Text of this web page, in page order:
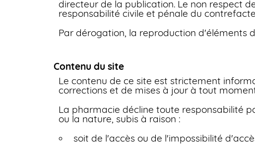
directeur de la publication. Le non respect
responsabilité civile et pénale du
Par dérogation, la reproduction d'éléments
Contenu du site
Le contenu de ce site est strictement
corrections et de mises à jour à tout
La pharmacie décline toute responsabilité
ou la nature, subis à raison :
soit de l'accès ou de l'impossibilité